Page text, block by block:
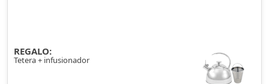
REGALO:
Tetera + infusionador